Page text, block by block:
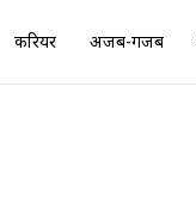
करियर अजब-गजब